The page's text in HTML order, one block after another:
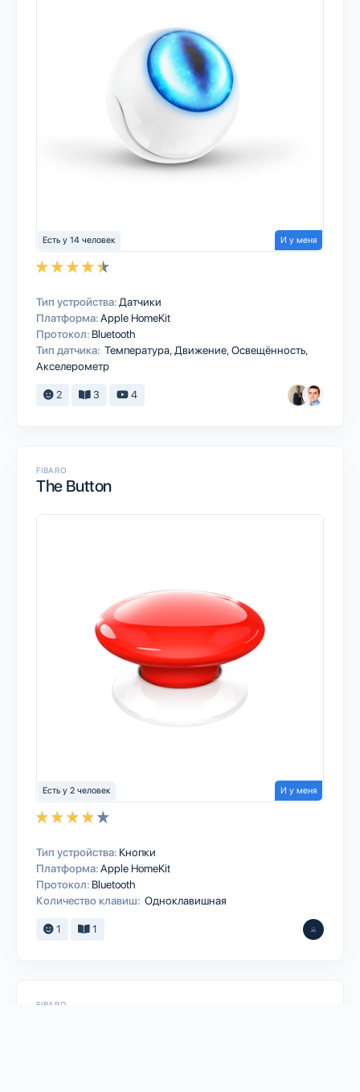
Есть у 14 человек И у меня
Тип устройства: Датчики
Платформа:Apple HomeKit
Протокол: Bluetooth
Тип датчика: Температура, Движение, Освещённость,
Акселерометр
2 3 4
FIBARO
The Button
Есть у 2 человек И у меня
Тип устройства: Кнопки
Платформа:Apple HomeKit
Протокол: Bluetooth
Количество клавиш: Одноклавишная
1 1
FIBARO